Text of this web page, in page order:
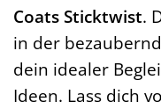
Coats Sticktwist.
in der
dein idealer
Ideen. Lass dich